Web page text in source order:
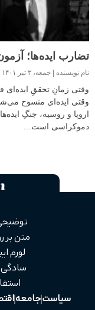
تضارب ایده‌ها؛
نام نویسنده جمعه، ۳ تیر ۱۴۰۱
وقتی زمانِ تحققِ
وقتی ایده‌ای منسوخ
اروپا و روسیه، جنگِ
دموکراسی است…
توضیحی
متن بر
لورم
سادگی
سیاستجامعه